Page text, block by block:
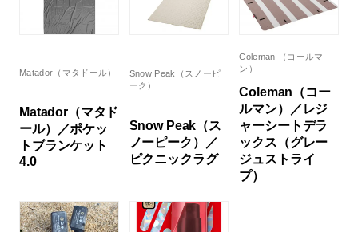
Matador（マタドール）
Matador（マタド
ール）／ポケッ
トブランケット
4.0
Snow Peak（スノーピ
ーク）
Snow Peak（ス
ノーピーク）／
ピクニックラグ
Coleman （コールマ
ン）
Coleman（コー
ルマン）／レジ
ャーシートデラ
ックス（グレー
ジュストライ
プ）